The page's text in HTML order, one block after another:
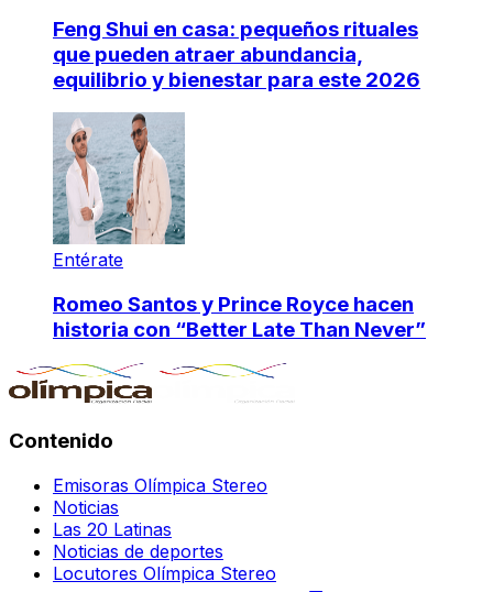
Feng Shui en casa: pequeños rituales
que pueden atraer abundancia,
equilibrio y bienestar para este 2026
Entérate
Romeo Santos y Prince Royce hacen
historia con “Better Late Than Never”
Contenido
Emisoras Olímpica Stereo
Noticias
Las 20 Latinas
Noticias de deportes
Locutores Olímpica Stereo